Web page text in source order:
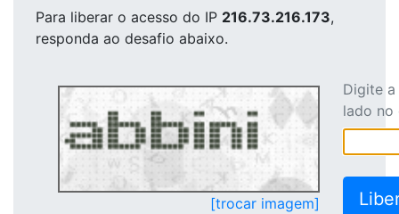
Para liberar o acesso do IP 216.73.216.173,
responda ao desafio abaixo.
[trocar imagem]
Digite
lado no